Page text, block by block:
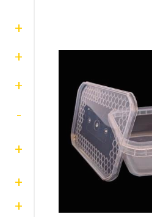
+
+
+
-
+
+
+